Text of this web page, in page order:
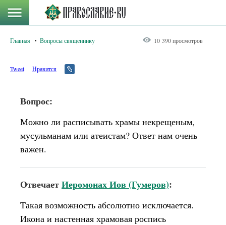
Главная Вопросы священнику 10 390 просмотров
Tweet Нравится
Вопрос:
Можно ли расписывать храмы некрещеным,
мусульманам или атеистам? Ответ нам очень
важен.
ОтвечаетИеромонах Иов (Гумеров):
Такая возможность абсолютно исключается.
Икона и настенная храмовая роспись